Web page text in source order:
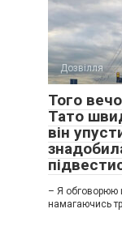
Дозвілля
Того
Тато
він
– Я обговорюю
намагаючись